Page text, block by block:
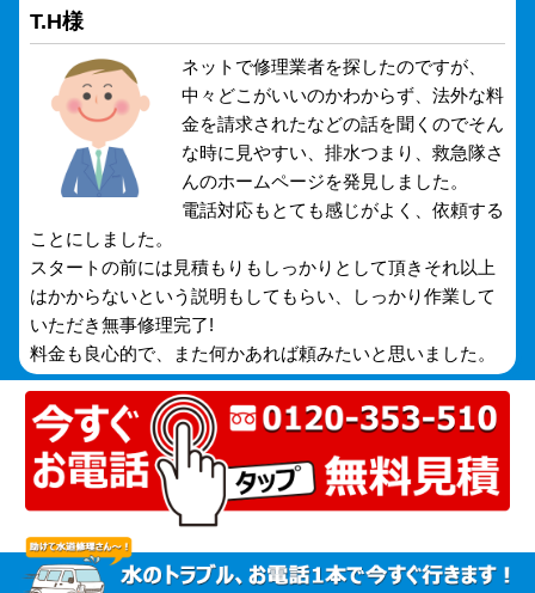
T.H様
ネットで修理業者を探したのですが、
中々どこがいいのかわからず、法外な料
金を請求されたなどの話を聞くのでそん
な時に見やすい、排水つまり、救急隊さ
んのホームページを発見しました。
電話対応もとても感じがよく、依頼する
ことにしました。
スタートの前には見積もりもしっかりとして頂きそれ以上
はかからないという説明もしてもらい、しっかり作業して
いただき無事修理完了!
料金も良心的で、また何かあれば頼みたいと思いました。